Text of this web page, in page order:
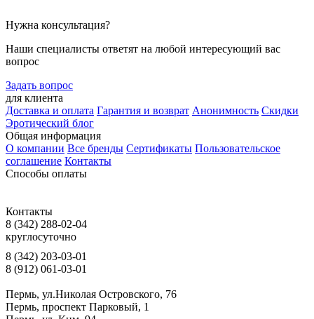
Нужна консультация?
Наши специалисты ответят на любой интересующий вас
вопрос
Задать вопрос
для клиента
Доставка и оплата Гарантия и возврат Анонимность Скидки
Эротический блог
Общая информация
О компании Все бренды Сертификаты Пользовательское
соглашение Контакты
Способы оплаты
Контакты
8 (342) 288-02-04
круглосуточно
8 (342) 203-03-01
8 (912) 061-03-01
Пермь, ул.Николая Островского, 76
Пермь, проспект Парковый, 1